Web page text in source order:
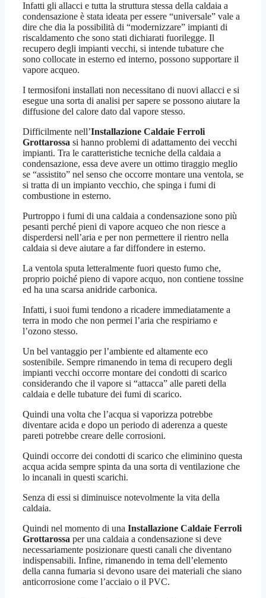
Infatti gli allacci e tutta la struttura stessa della caldaia a
condensazione è stata ideata per essere “universale” vale a
dire che dia la possibilità di “modernizzare” impianti di
riscaldamento che sono stati dichiarati fuorilegge. Il
recupero degli impianti vecchi, si intende tubature che
sono collocate in esterno ed interno, possono supportare il
vapore acqueo.
I termosifoni installati non necessitano di nuovi allacci e si
esegue una sorta di analisi per sapere se possono aiutare la
diffusione del calore dato dal vapore stesso.
Difficilmente nell’Installazione Caldaie Ferroli
Grottarossa si hanno problemi di adattamento dei vecchi
impianti. Tra le caratteristiche tecniche della caldaia a
condensazione, essa deve avere un ottimo tiraggio meglio
se “assistito” nel senso che occorre montare una ventola, se
si tratta di un impianto vecchio, che spinga i fumi di
combustione in esterno.
Purtroppo i fumi di una caldaia a condensazione sono più
pesanti perché pieni di vapore acqueo che non riesce a
disperdersi nell’aria e per non permettere il rientro nella
caldaia si deve aiutare a far diffondere in esterno.
La ventola sputa letteralmente fuori questo fumo che,
proprio poiché pieno di vapore acquo, non contiene tossine
ed ha una scarsa anidride carbonica.
Infatti, i suoi fumi tendono a ricadere immediatamente a
terra in modo che non permei l’aria che respiriamo e
l’ozono stesso.
Un bel vantaggio per l’ambiente ed altamente eco
sostenibile. Sempre rimanendo in tema di recupero degli
impianti vecchi occorre montare dei condotti di scarico
considerando che il vapore si “attacca” alle pareti della
caldaia e delle tubature dei fumi di scarico.
Quindi una volta che l’acqua si vaporizza potrebbe
diventare acida e dopo un periodo di aderenza a queste
pareti potrebbe creare delle corrosioni.
Quindi occorre dei condotti di scarico che eliminino questa
acqua acida sempre spinta da una sorta di ventilazione che
lo incanali in questi scarichi.
Senza di essi si diminuisce notevolmente la vita della
caldaia.
Quindi nel momento di una Installazione Caldaie Ferroli
Grottarossa per una caldaia a condensazione si deve
necessariamente posizionare questi canali che diventano
indispensabili. Infine, rimanendo in tema dell’elemento
della canna fumaria si devono usare dei materiali che siano
anticorrosione come l’acciaio o il PVC.